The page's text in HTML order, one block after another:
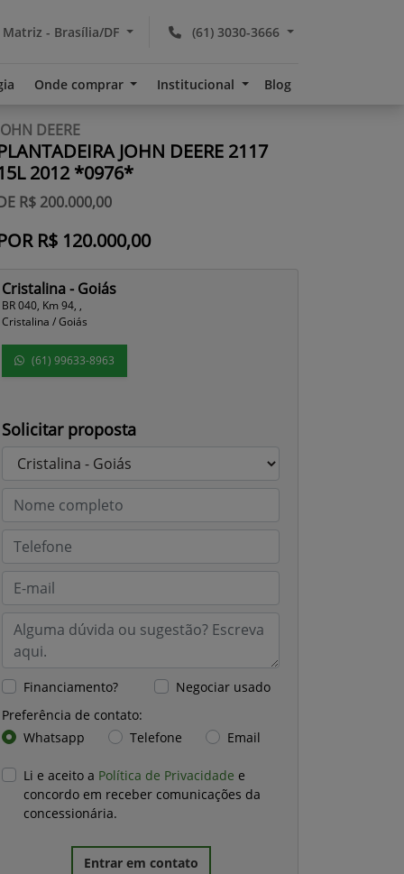
(61) 3030-3666
- Brasília/DF
Onde comprar Institucional Blog
DEERE
JOHN DEERE 2117
2012 *0976*
R$ 200.000,00
R$ 120.000,00
Cristalina - Goiás
BR 040, Km 94, ,
Cristalina / Goiás
(61) 99633-8963
Solicitar proposta
Financiamento?
Negociar usado
Preferência de contato:
Whatsapp
Telefone Email
Li e aceito a Política de Privacidade e
concordo em receber comunicações da
concessionária.
Entrar em contato